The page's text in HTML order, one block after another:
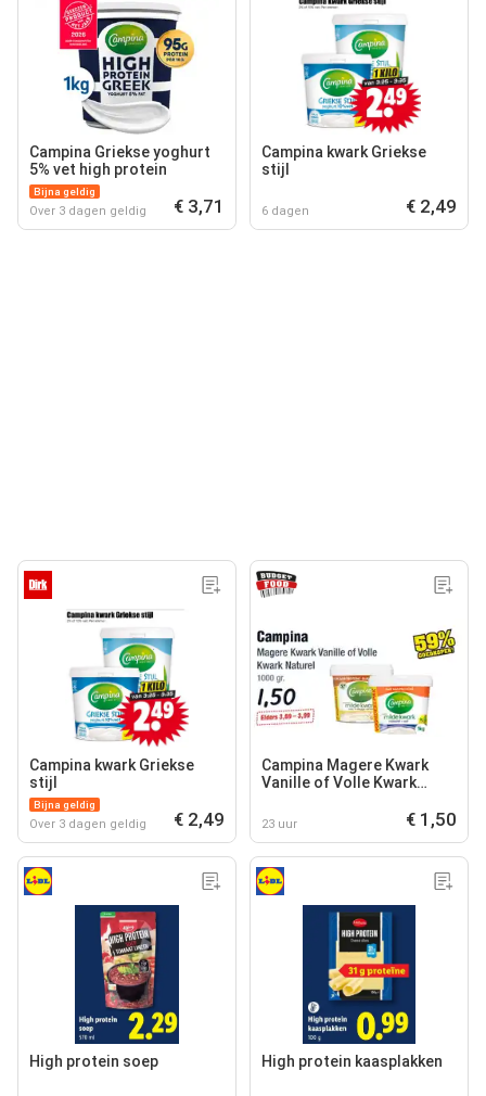
Campina Griekse yoghurt
5% vet high protein
Bijna geldig
Over 3 dagen geldig € 3,71
Campina kwark Griekse
stijl
6 dagen € 2,49
Campina kwark Griekse
stijl
Bijna geldig
Over 3 dagen geldig € 2,49
Campina Magere Kwark
Vanille of Volle Kwark
23 uur € 1,50
High protein soep High protein kaasplakken